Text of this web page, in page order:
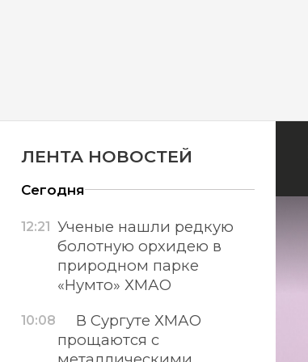
ЛЕНТА НОВОСТЕЙ
Сегодня
12:21
Ученые нашли редкую
болотную орхидею в
природном парке
«Нумто» ХМАО
10:08
В Сургуте ХМАО
прощаются с